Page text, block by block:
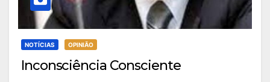
NOTÍCIAS OPINIÃO
Inconsciência Consciente